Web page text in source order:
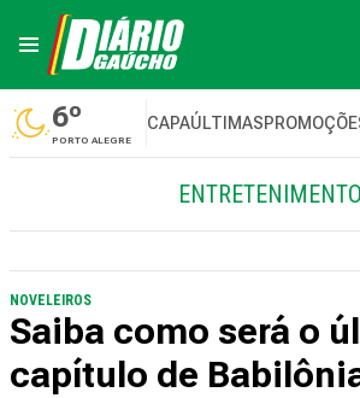
6º
PORTO ALEGRE
CAPAÚLTIMAS
ENTRETENIMENTO
NOVELEIROS
Saiba como será o
capítulo de